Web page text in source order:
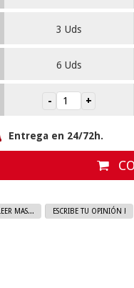
3 Uds
6 Uds
Entrega en 24/72h.
LEER MAS... ESCRIBE TU OPINIÓN !